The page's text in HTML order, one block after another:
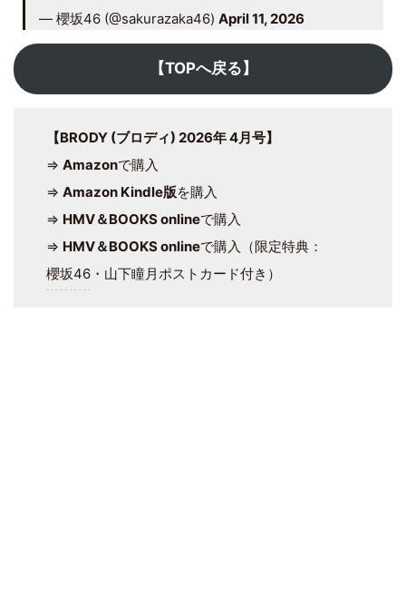
— 櫻坂46 (@sakurazaka46) April 11, 2026
【TOPへ戻る】
【BRODY (ブロディ) 2026年 4月号】
⇒ Amazonで購入
⇒ Amazon Kindle版を購入
⇒ HMV＆BOOKS onlineで購入
⇒ HMV＆BOOKS onlineで購入（限定特典：
櫻坂46・山下瞳月ポストカード付き）